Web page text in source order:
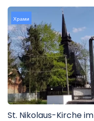
Храми
St. Nikolaus-Kirche im